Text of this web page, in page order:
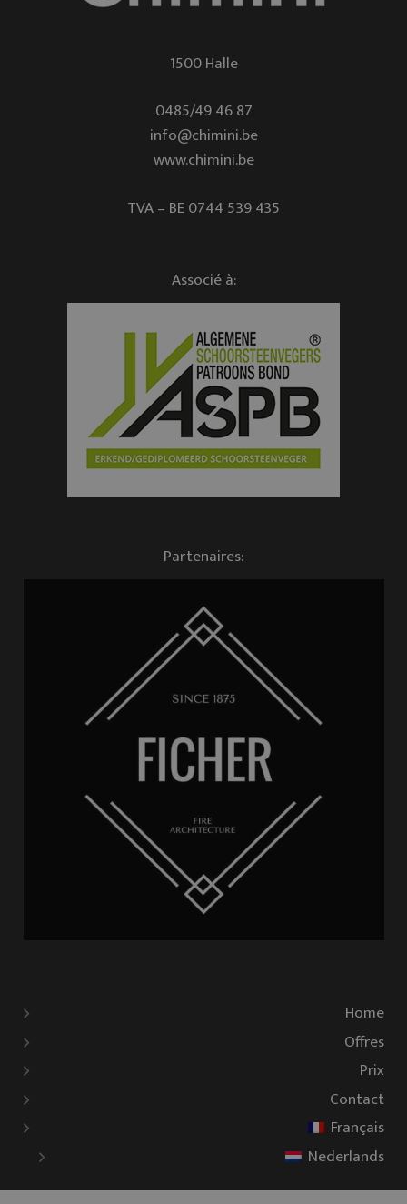
1500 Halle
0485/49 46 87
info@chimini.be
www.chimini.be
TVA – BE 0744 539 435
Associé à:
Partenaires:
Home
Offres
Prix
Contact
Français
Nederlands